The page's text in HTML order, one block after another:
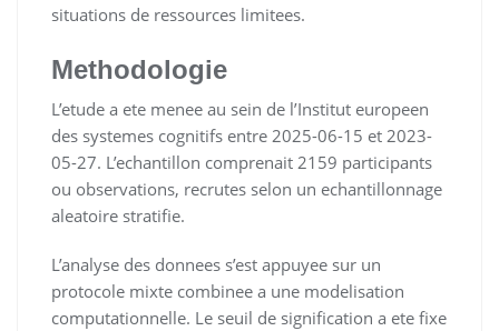
situations de ressources limitees.
Methodologie
L’etude a ete menee au sein de l’Institut europeen
des systemes cognitifs entre 2025-06-15 et 2023-
05-27. L’echantillon comprenait 2159 participants
ou observations, recrutes selon un echantillonnage
aleatoire stratifie.
L’analyse des donnees s’est appuyee sur un
protocole mixte combinee a une modelisation
computationnelle. Le seuil de signification a ete fixe